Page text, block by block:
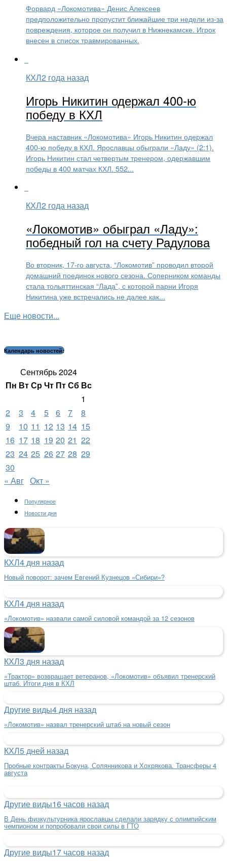
Форвард «Локомотива» Денис Алексеев
предположительно пропустит ближайшие три недели из-за
повреждения, которое он получил в Нижнекамске. Игрок
внесен в список травмированных.
КХЛ2 года назад
Игорь Никитин одержал 400-ю
победу в КХЛ
Вчера наставник «Локомотива» Игорь Никитин одержал
400-ю победу в КХЛ. Ярославцы обыграли «Ладу» (2:1).
Игорь Никитин стал четвертым тренером, одержавшим
победы в 400 матчах КХЛ. 552...
КХЛ2 года назад
«Локомотив» обыграл «Ладу»:
победный гол на счету Радулова
Во вторник, 17-го августа, “Локомотив” проводил второй
домашний поединок нового сезона. Соперником команды
стала тольяттинская “Лада”, с которой парни Игоря
Никитина уже встречались не далее как...
Еще новости...
Календарь новостей:
Сентябрь 2024
Пн ВтСрЧт ПтСб Вс
1
2
3 4 5 6 7
8
9
10 11 12 13 14 15
16 17 18 19 20 21 22
23 24 25 26 27 28 29
30
« Авг Окт »
Популярное
Новости дня
КХЛ4 дня назад
Новый поворот: зачем Евгений Кузнецов «Сибири»?
КХЛ4 дня назад
«Локомотив» назвали самой силовой командой за 12 сезонов
КХЛ3 дня назад
«Трактор» возвращает ветеранов, «Локомотив» объявил тренерский
штаб. Итоги дня в КХЛ
Другие виды4 дня назад
«Локомотив» назвал тренерский штаб на новый сезон
КХЛ5 дней назад
Пробные контракты Бокуна, Солянникова и Хохрякова. Трансферы 4
августа
Другие виды16 часов назад
В День физкультурника ярославцы сделали зарядку с олимпийским
чемпионом и попробовали свои силы в ГТО
Другие виды17 часов назад